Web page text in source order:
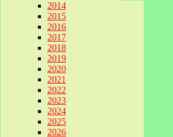
2014
2015
2016
2017
2018
2019
2020
2021
2022
2023
2024
2025
2026